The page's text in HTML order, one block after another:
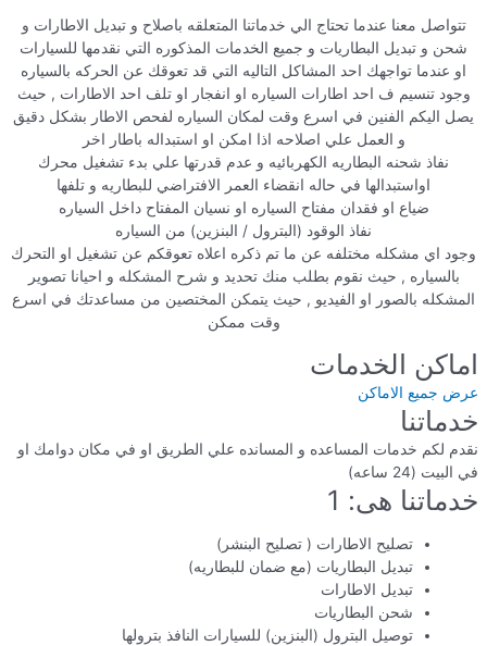
تتواصل معنا عندما تحتاج الي خدماتنا المتعلقه باصلاح و تبديل الاطارات و
شحن و تبديل البطاريات و جميع الخدمات المذكوره التي نقدمها للسيارات
او عندما تواجهك احد المشاكل التاليه التي قد تعوقك عن الحركه بالسياره
وجود تنسيم ف احد اطارات السياره او انفجار او تلف احد الاطارات , حيث
يصل اليكم الفنين في اسرع وقت لمكان السياره لفحص الاطار بشكل دقيق
و العمل علي اصلاحه اذا امكن او استبداله باطار اخر
نفاذ شحنه البطاريه الكهربائيه و عدم قدرتها علي بدء تشغيل محرك
اواستبدالها في حاله انقضاء العمر الافتراضي للبطاريه و تلفها
ضياع او فقدان مفتاح السياره او نسيان المفتاح داخل السياره
نفاذ الوقود (البترول / البنزين) من السياره
وجود اي مشكله مختلفه عن ما تم ذكره اعلاه تعوقكم عن تشغيل او التحرك
بالسياره , حيث نقوم بطلب منك تحديد و شرح المشكله و احيانا تصوير
المشكله بالصور او الفيديو , حيث يتمكن المختصين من مساعدتك في اسرع
وقت ممكن
اماكن الخدمات
عرض جميع الاماكن
خدماتنا
نقدم لكم خدمات المساعده و المسانده علي الطريق او في مكان دوامك او
في البيت (24 ساعه)
خدماتنا هى: 1
تصليح الاطارات ( تصليح البنشر)
تبديل البطاريات (مع ضمان للبطاريه)
تبديل الاطارات
شحن البطاريات
توصيل البترول (البنزين) للسيارات النافذ بترولها